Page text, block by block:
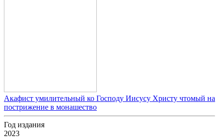
Акафист умилительный ко Господу Иисусу Христу чтомый на
пострижение в монашество
Год издания
2023